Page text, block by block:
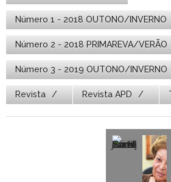
Número 1 - 2018 OUTONO/INVERNO
Número 2 - 2018 PRIMAREVA/VERÃO
Número 3 - 2019 OUTONO/INVERNO
Revista Revista APD